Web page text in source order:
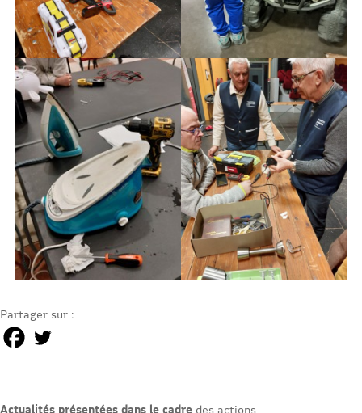
Partager sur :
Actualités présentées dans le cadre des actions